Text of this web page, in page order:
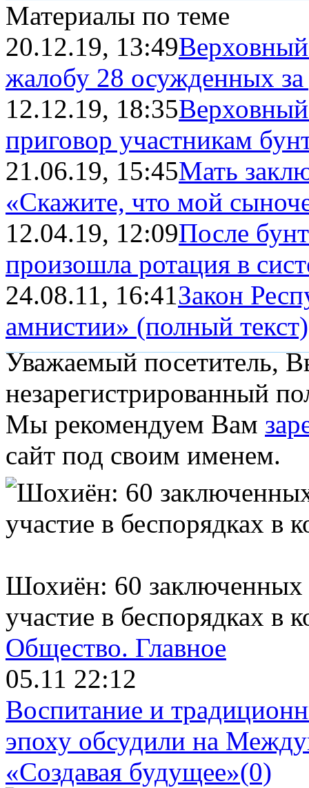
Материалы по теме
20.12.19, 13:49
жалобу 28 осужденных за
12.12.19, 18:35
приговор участникам
21.06.19, 15:45Мать
«Скажите, что мой
12.04.19, 12:09После
произошла ротация в
24.08.11, 16:41Закон
амнистии» (полный текст)
Уважаемый посетитель,
незарегистрированный
Мы рекомендуем Вам
сайт под своим именем.
Шохиён: 60 заключенных
участие в беспорядках в
Общество. Главное
05.11 22:12
Воспитание и
эпоху обсудили на
«Создавая будущее»(0)